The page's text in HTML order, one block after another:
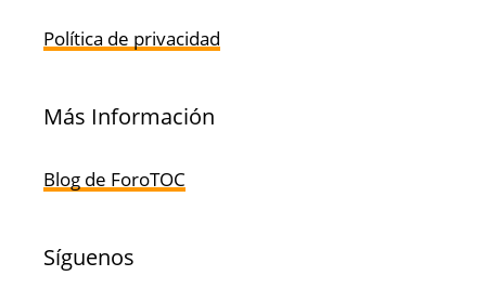
Política de privacidad
Más Información
Blog de ForoTOC
Síguenos